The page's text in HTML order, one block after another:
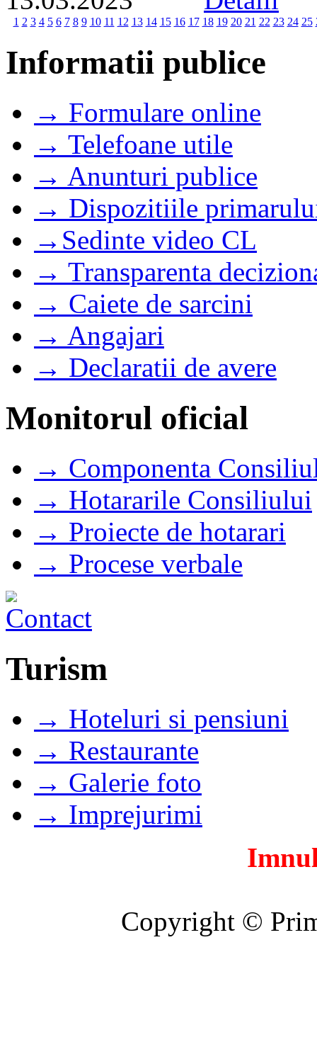
1 2 3 4 5 6 7 8 9 10 11 12 13 14 15 16 17 18 19 20 21 22 23 24 25
Informatii publice
→ Formulare online
→ Telefoane utile
→ Anunturi publice
→ Dispozitiile
→Sedinte video CL
→ Transparenta
→ Caiete de sarcini
→ Angajari
→ Declaratii de avere
Monitorul oficial
→ Componenta
→ Hotararile Consiliului
→ Proiecte de hotarari
→ Procese verbale
Turism
→ Hoteluri si pensiuni
→ Restaurante
→ Galerie foto
→ Imprejurimi
Copyright ©